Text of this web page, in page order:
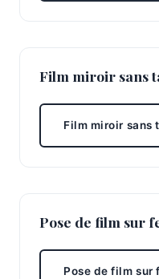
Film miroir sans
Film miroir sans
Pose de film sur
Pose de film sur